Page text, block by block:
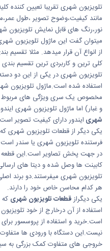
تلویزیون شهری تقریبا تعیین کننده
مانند کیفیت،وضوح تصویر ،طول
نور،رنگ های قابل نمایش تلویزیون
میتوان گفت این ماژول تلویزیون
از انواع آن قرار میدهد. مثلا تقسیم
کلی ترین و کاربردی ترین تقسیم
تلویزیون شهری در یکی از این دو
استفاده شده است.ماژول تلویزیون
مخصوص یک سری ویژگی های مربوط
و غبار) اما ماژول تلویزیون شهری
شهری ایندور دارای کیفیت تصویر
یکی دیگر از قطعات تلویزیون شهری
فرستنده تلویزیون شهری یا سندر
در جهت پخش تصاویر است.این
کابینت ها وصل شده و دیتا های
تلویزیون شهری میفرستند.دو برند
هر کدام محاسن خاص خود را دارند.
یکی دیگرازقطعات تلویزیون شهری
استفاده از آن درخارج از خود
است.خرید و استفاده از پروسسور
خروجی های متفاوت کمک بزرگی به